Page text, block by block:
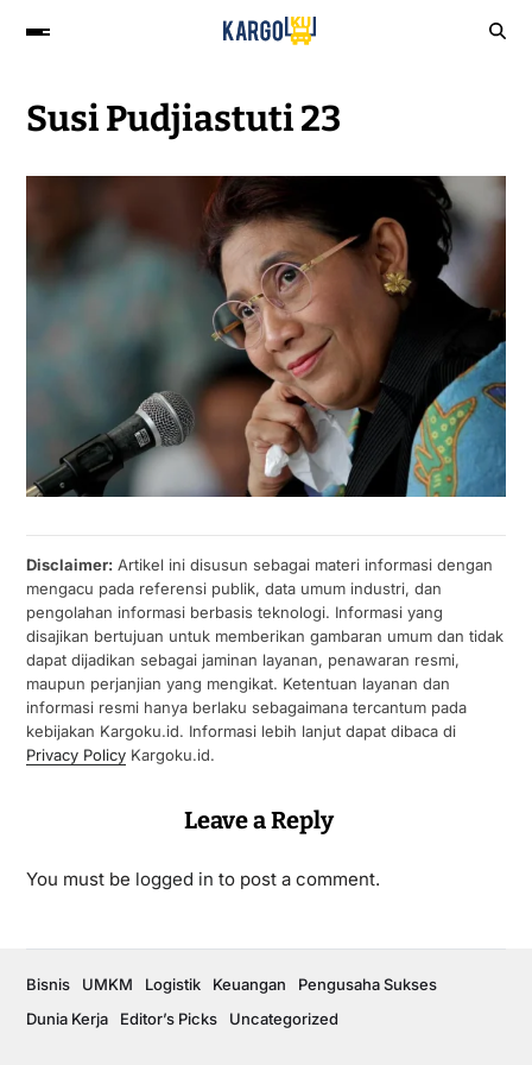
Susi Pudjiastuti 23
Disclaimer:Artikel ini disusun sebagai materi informasi dengan
mengacu pada referensi publik, data umum industri, dan
pengolahan informasi berbasis teknologi. Informasi yang
disajikan bertujuan untuk memberikan gambaran umum dan tidak
dapat dijadikan sebagai jaminan layanan, penawaran resmi,
maupun perjanjian yang mengikat. Ketentuan layanan dan
informasi resmi hanya berlaku sebagaimana tercantum pada
kebijakan Kargoku.id. Informasi lebih lanjut dapat dibaca di
Privacy PolicyKargoku.id.
Leave a Reply
You must be logged in to post a comment.
Bisnis UMKM Logistik Keuangan
Pengusaha Sukses
Dunia Kerja
Editor’s Picks Uncategorized